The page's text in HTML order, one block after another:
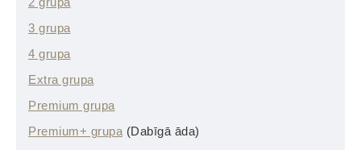
3 grupa
4 grupa
Extra grupa
Premium grupa
Premium+ grupa (Dabīgā āda)